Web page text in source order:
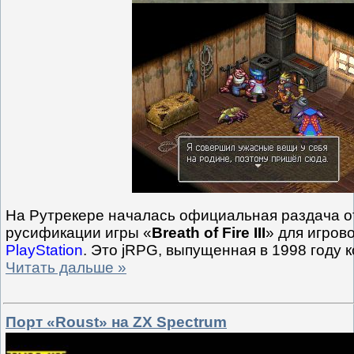
На Рутрекере началась официальная раздача
русификации игры «Breath of Fire III» для
PlayStation. Это jRPG, выпущенная в 1998 году
Читать дальше »
Порт «Roust» на ZX Spectrum